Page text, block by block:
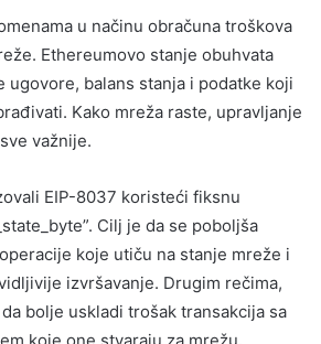
u načinu obračuna troškova
Ethereumovo stanje obuhvata
ugovore, balans stanja i podatke koji
Kako mreža raste, upravljanje
važnije.
EIP-8037 koristeći fiksnu
Cilj je da se poboljša
koje utiču na stanje mreže i
izvršavanje. Drugim rečima,
bolje uskladi trošak transakcija sa